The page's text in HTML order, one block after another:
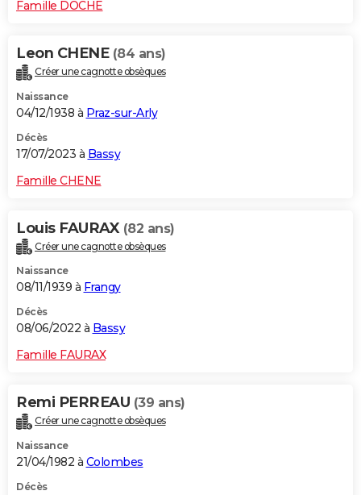
Famille DOCHE
Leon CHENE (84 ans)
Créer une cagnotte obsèques
Naissance
04/12/1938 à Praz-sur-Arly
Décès
17/07/2023 à Bassy
Famille CHENE
Louis FAURAX (82 ans)
Créer une cagnotte obsèques
Naissance
08/11/1939 à Frangy
Décès
08/06/2022 à Bassy
Famille FAURAX
Remi PERREAU (39 ans)
Créer une cagnotte obsèques
Naissance
21/04/1982 à Colombes
Décès